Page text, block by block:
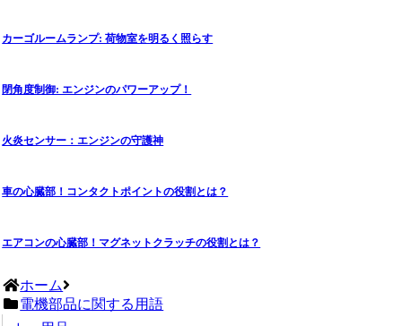
カーゴルームランプ: 荷物室を明るく照らす
閉角度制御: エンジンのパワーアップ！
火炎センサー：エンジンの守護神
車の心臓部！コンタクトポイントの役割とは？
エアコンの心臓部！マグネットクラッチの役割とは？
ホーム
電機部品に関する用語